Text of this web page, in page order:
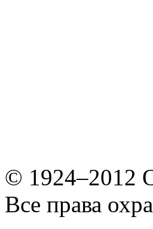
© 1924–2012
Все права